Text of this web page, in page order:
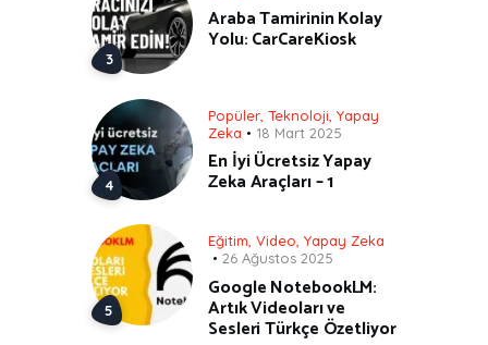
Araba Tamirinin Kolay
Yolu: CarCareKiosk
Popüler Teknoloji Yapay
Zeka
18 Mart 2025
En İyi Ücretsiz Yapay
Zeka Araçları – 1
Eğitim Video Yapay Zeka
26 Ağustos 2025
Google NotebookLM:
Artık Videoları ve
Sesleri Türkçe Özetliyor